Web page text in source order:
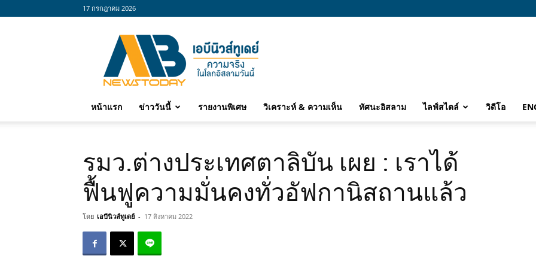
17 กรกฎาคม 2026
abnewstoday
หน้าแรก ข่าววันนี้ รายงานพิเศษ วิเคราะห์ & ความเห็น ทัศนะอิสลาม ไลฟ์สไตล์ วิดีโอ
รมว.ต่างประเทศตาลิบัน เผย : เราได้
ฟื้นฟูความมั่นคงทั่วอัฟกานิสถานแล้ว
โดย เอบีนิวส์ทูเดย์ - 17 สิงหาคม 2022